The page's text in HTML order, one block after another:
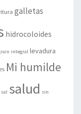
galletas
hidrocoloides
integral levadura
Mi humilde
sal salud sin